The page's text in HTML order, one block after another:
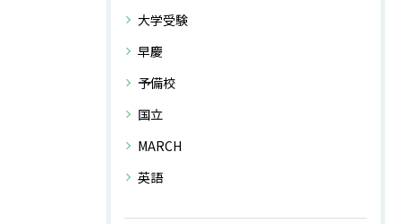
大学受験
早慶
予備校
国立
MARCH
英語